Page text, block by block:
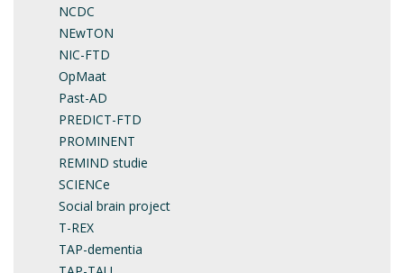
NCDC
NEwTON
NIC-FTD
OpMaat
Past-AD
PREDICT-FTD
PROMINENT
REMIND studie
SCIENCe
Social brain project
T-REX
TAP-dementia